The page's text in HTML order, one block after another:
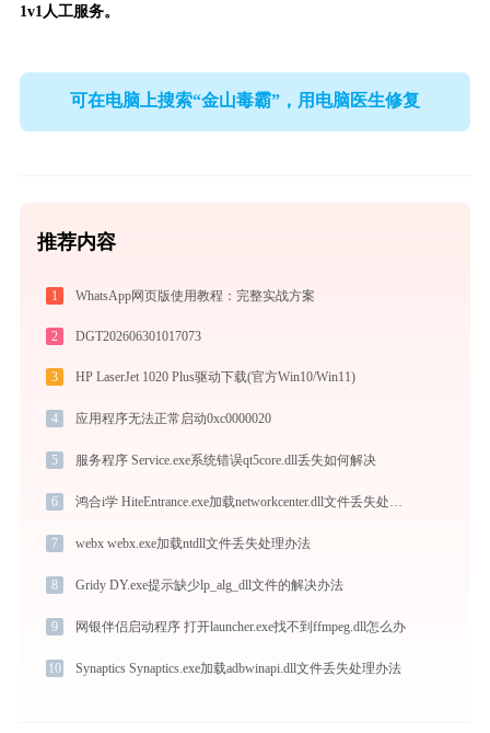
1v1人工服务。
可在电脑上搜索“金山毒霸”，用电脑医生修复
推荐内容
1 WhatsApp网页版使用教程：完整实战方案
2 DGT202606301017073
3 HP LaserJet 1020 Plus驱动下载(官方Win10/Win11)
4 应用程序无法正常启动0xc0000020
5 服务程序 Service.exe系统错误qt5core.dll丢失如何解决
6
7 webx webx.exe加载ntdll文件丢失处理办法
8 Gridy DY.exe提示缺少lp_alg_dll文件的解决办法
9 网银伴侣启动程序 打开launcher.exe找不到ffmpeg.dll怎么办
10 Synaptics Synaptics.exe加载adbwinapi.dll文件丢失处理办法